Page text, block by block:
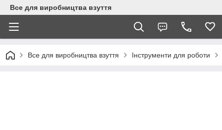
Все для виробництва взуття
Все для виробництва взуття Інструменти для роботи